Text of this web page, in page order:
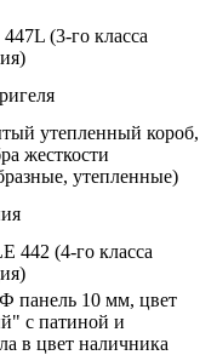
(3-го класса
утепленный короб,
жесткости
утепленные)
442 (4-го класса
панель 10 мм, цвет
с патиной и
в цвет наличника